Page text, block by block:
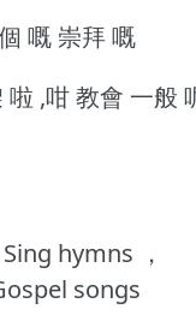
嘅 崇拜 嘅
,咁 教會 一般
hymns ，
songs